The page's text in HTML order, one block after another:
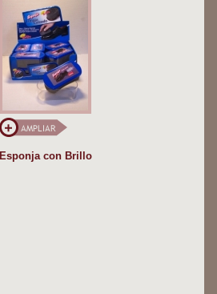
Esponja con Brillo